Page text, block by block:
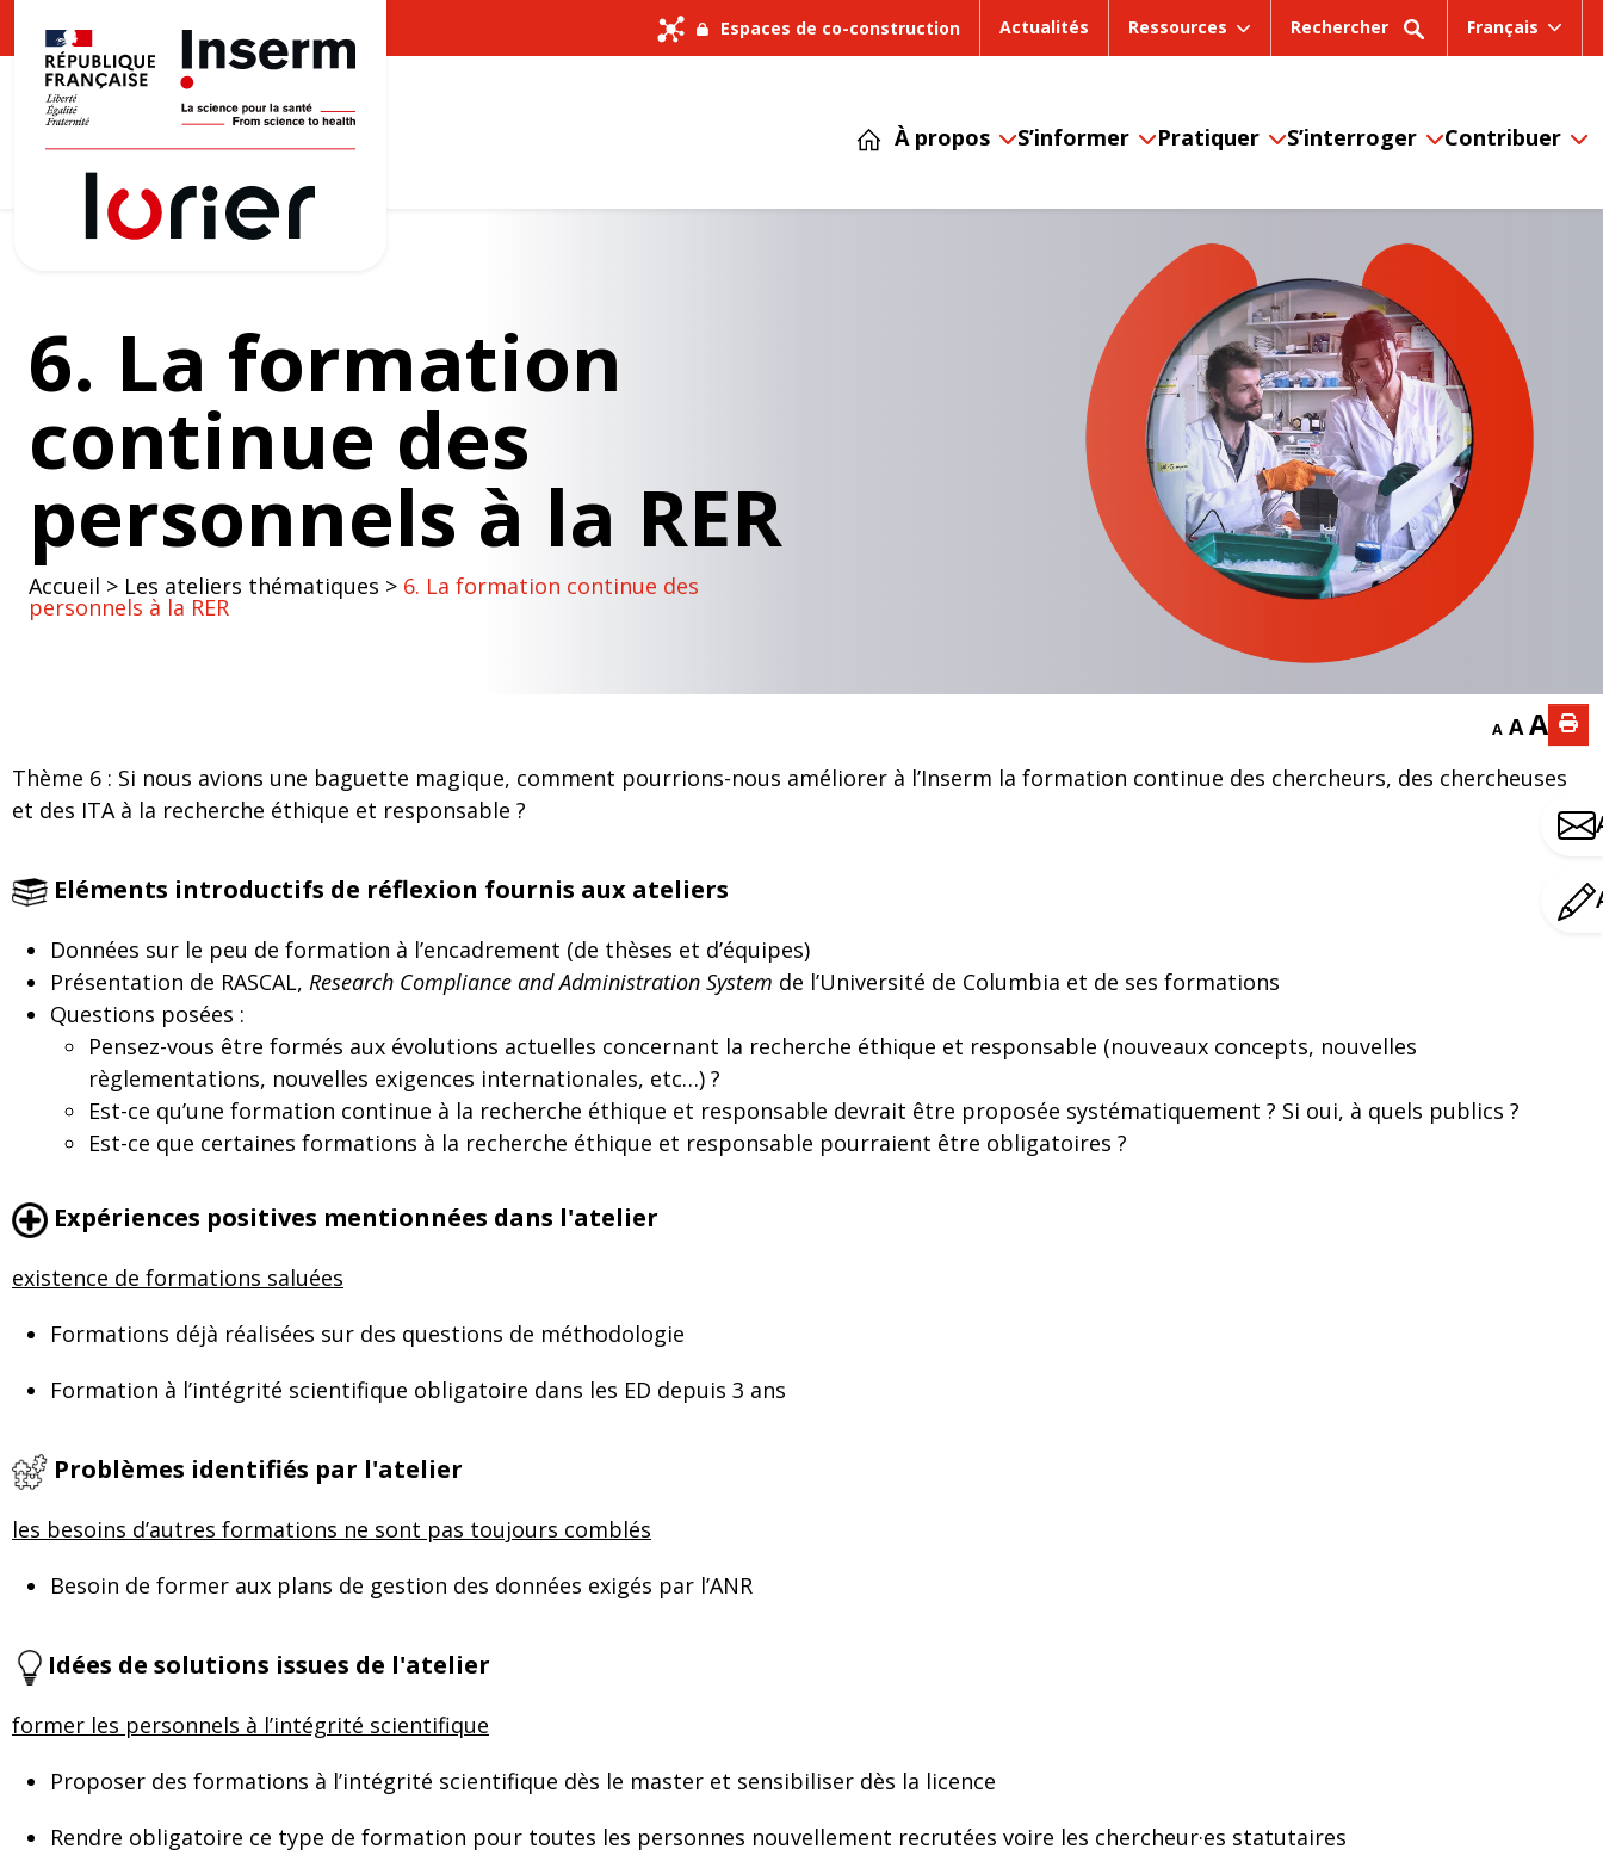
Espaces de co-construction Actualités Ressources Rechercher Français
À propos S’informer Pratiquer S’interroger Contribuer
6. La formation
continue des
personnels à la RER
Accueil > Les ateliers thématiques > 6. La formation continue des
personnels à la RER
A A A
Thème 6 : Si nous avions une baguette magique, comment pourrions-nous améliorer à l’Inserm la formation continue des chercheurs, des chercheuses
et des ITA à la recherche éthique et responsable ?
Eléments introductifs de réflexion fournis aux ateliers
Données sur le peu de formation à l’encadrement (de thèses et d’équipes)
Présentation de RASCAL, Research Compliance and Administration System de l’Université de Columbia et de ses formations
Questions posées :
Pensez-vous être formés aux évolutions actuelles concernant la recherche éthique et responsable (nouveaux concepts, nouvelles
règlementations, nouvelles exigences internationales, etc…) ?
Est-ce qu’une formation continue à la recherche éthique et responsable devrait être proposée systématiquement ? Si oui, à quels publics ?
Est-ce que certaines formations à la recherche éthique et responsable pourraient être obligatoires ?
Expériences positives mentionnées dans l'atelier
existence de formations saluées
Formations déjà réalisées sur des questions de méthodologie
Formation à l’intégrité scientifique obligatoire dans les ED depuis 3 ans
Problèmes identifiés par l'atelier
les besoins d’autres formations ne sont pas toujours comblés
Besoin de former aux plans de gestion des données exigés par l’ANR
Idées de solutions issues de l'atelier
former les personnels à l’intégrité scientifique
Proposer des formations à l’intégrité scientifique dès le master et sensibiliser dès la licence
Rendre obligatoire ce type de formation pour toutes les personnes nouvellement recrutées voire les chercheur·es statutaires